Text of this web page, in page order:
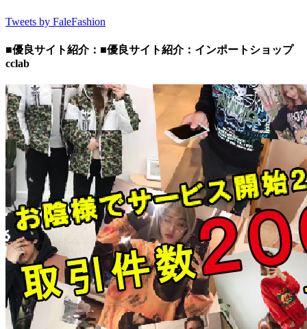
Tweets by FaleFashion
■優良サイト紹介：■優良サイト紹介：インポートショップ
cclab